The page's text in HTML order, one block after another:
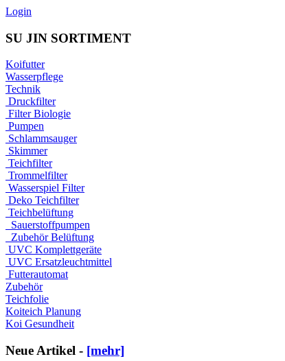
Login
SU JIN SORTIMENT
Koifutter
Wasserpflege
Technik
Druckfilter
Filter Biologie
Pumpen
Schlammsauger
Skimmer
Teichfilter
Trommelfilter
Wasserspiel Filter
Deko Teichfilter
Teichbelüftung
Sauerstoffpumpen
Zubehör Belüftung
UVC Komplettgeräte
UVC Ersatzleuchtmittel
Futterautomat
Zubehör
Teichfolie
Koiteich Planung
Koi Gesundheit
Neue Artikel - [mehr]